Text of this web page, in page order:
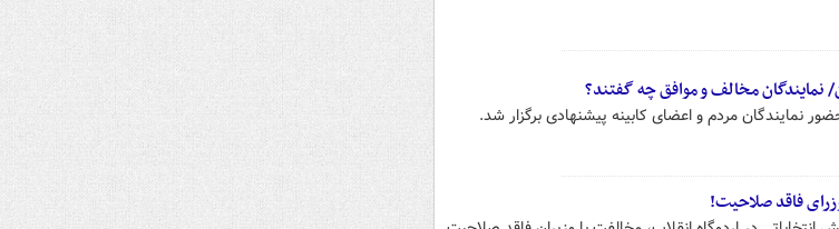
مخالف و موافق چه گفتند؟
نمایندگان مردم و اعضای کابینه پیشنهادی برگزار شد.
فاقد صلاحیت!